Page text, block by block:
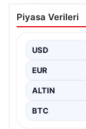
Petrol
düştü mü,
Piyasa Verileri
USD
EUR
ALTIN
BTC